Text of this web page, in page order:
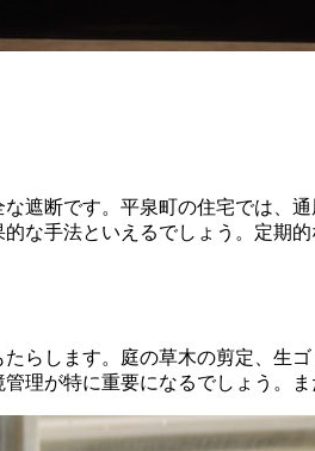
遮断です。平泉町の住宅では、
な手法といえるでしょう。定
らします。庭の草木の剪定、生
理が特に重要になるでしょう。